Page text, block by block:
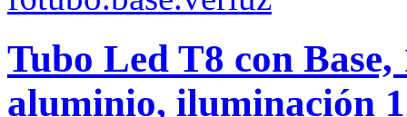
Tubo Led T8 con
aluminio, iluminación